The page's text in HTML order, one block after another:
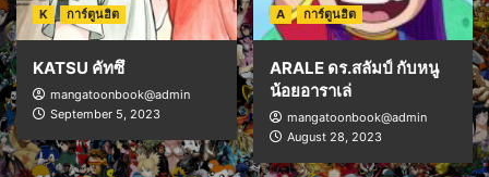
K การ์ตูนฮิต
KATSU คัทซึ
mangatoonbook@admin
September 5, 2023
A การ์ตูนฮิต
ARALE ดร.สลัมป์ กับหนู
น้อยอาราเล่
mangatoonbook@admin
August 28, 2023